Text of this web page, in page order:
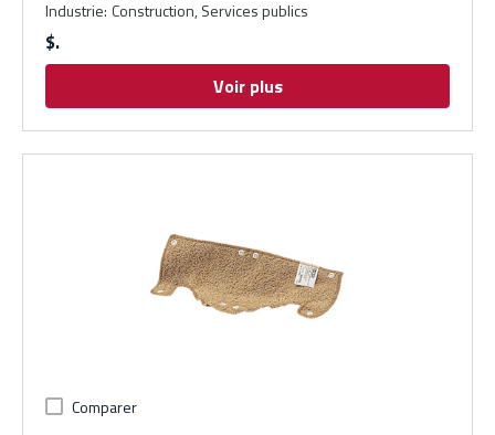
Industrie: Construction, Services publics
$
Voir plus
Comparer